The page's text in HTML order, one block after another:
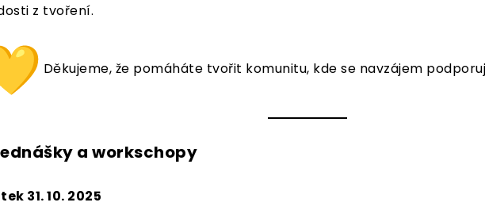
z tvoření.
Děkujeme, že pomáháte tvořit komunitu, kde se navzájem
a workschopy
31. 10. 2025